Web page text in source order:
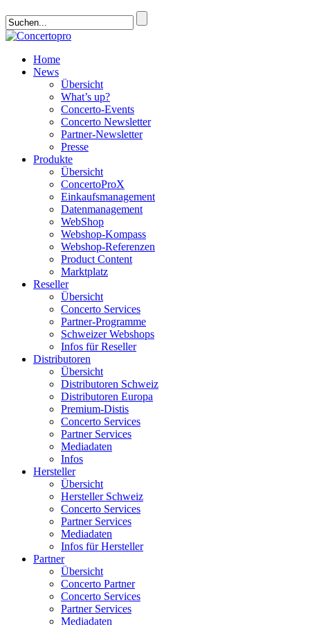
Home
News
Übersicht
What’s up?
Concerto-Events
Concerto Newsletter
Partner-Newsletter
Presse
Produkte
Übersicht
ConcertoProX
Einkaufsmanagement
Datenmanagement
WebShop
Webshop-Kompass
Webshop-Referenzen
Product Content
Marktplatz
Reseller
Übersicht
Concerto Services
Partner-Programme
Schweizer Webshops
Infos für Reseller
Distributoren
Übersicht
Distributoren Schweiz
Distributoren Europa
Premium-Distis
Concerto Services
Partner Services
Mediadaten
Infos
Hersteller
Übersicht
Hersteller Schweiz
Concerto Services
Partner Services
Mediadaten
Infos für Hersteller
Partner
Übersicht
Concerto Partner
Concerto Services
Partner Services
Mediadaten